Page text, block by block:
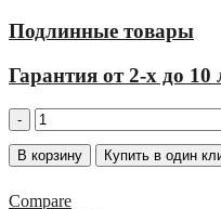
Подлинные товары
Гарантия от 2-х до 10
Количество
товара
Лестница
спуска
В корзину Купить в один
Compare